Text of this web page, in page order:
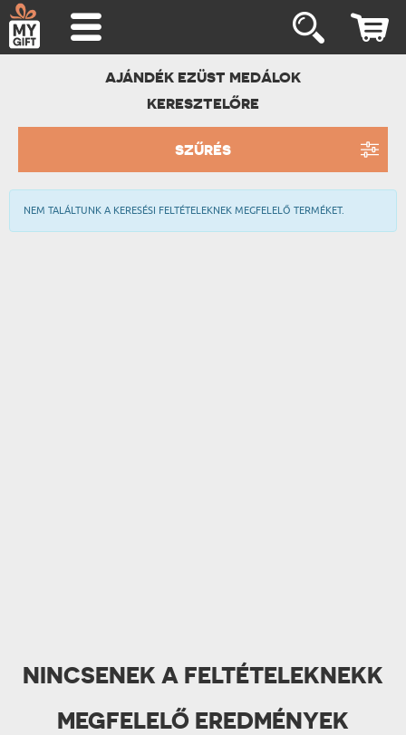
AJÁNDÉK EZÜST MEDÁLOK
KERESZTELŐRE
SZŰRÉS
NEM TALÁLTUNK A KERESÉSI FELTÉTELEKNEK MEGFELELŐ TERMÉKET.
NINCSENEK A FELTÉTELEKNEKK
MEGFELELŐ EREDMÉNYEK